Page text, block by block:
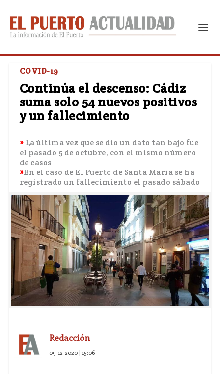
COVID-19
Continúa el descenso: Cádiz
suma solo 54 nuevos positivos
y un fallecimiento
La última vez que se dio un dato tan bajo fue
el pasado 5 de octubre, con el mismo número
de casos
En el caso de El Puerto de Santa María se ha
registrado un fallecimiento el pasado sábado
Redacción
09-12-2020 | 15:06